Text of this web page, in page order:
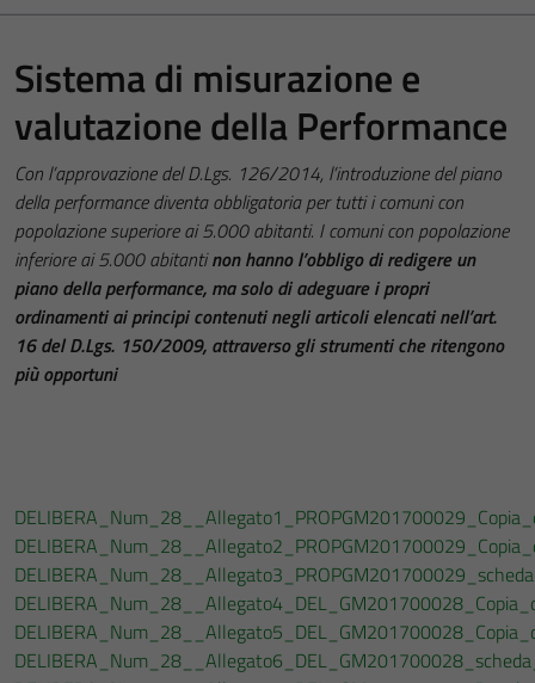
Sistema di misurazione e
valutazione della Performance
Con l’approvazione del D.Lgs. 126/2014, l’introduzione del piano
della performance diventa obbligatoria per tutti i comuni con
popolazione superiore ai 5.000 abitanti. I comuni con popolazione
inferiore ai 5.000 abitantinon hanno l’obbligo di redigere un
piano della performance, ma solo di adeguare i propri
ordinamenti ai principi contenuti negli articoli elencati nell’art.
16 del D.Lgs. 150/2009, attraverso gli strumenti che ritengono
più opportuni